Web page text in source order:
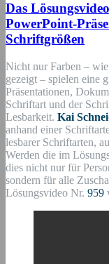
Das
PowerPoint-
Schriftgrößen
Nicht nur Farben –
gezeigt – spielen eine
Präsentationen,
Schriftart und der
Lesbarkeit. Kai
anhand einer
lesbarer Schriftarten,
Werden die im
dies nicht nur für
sondern für alle
Lösungsvideo Nr. 959